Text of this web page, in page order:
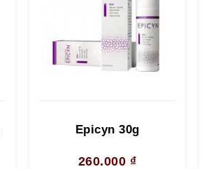
Epicyn 30g
260.000 ₫